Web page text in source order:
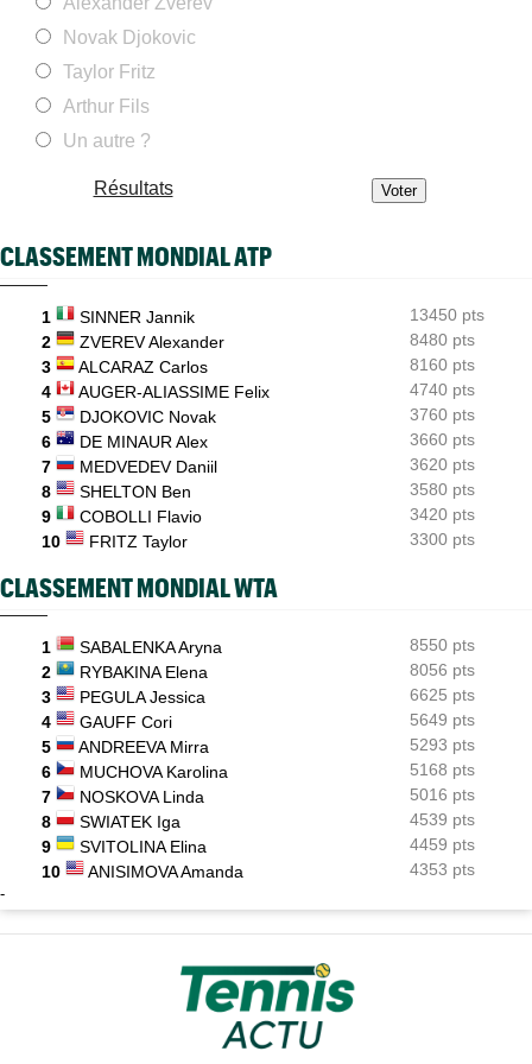
Gaël Monfils a répondu aux détracteurs : "Le message est reçu"
ATP - Cincinnati
En larmes à Montréal, Jack Draper est bien annoncé à
Cincinnati
Sept victoires de rang et... un dinosaure : l'Eala-mania au
galères
Ben Shelton a effacé une anomalie étonnante en Masters 1000
Novak Djokovic
Taylor Fritz
Arthur Fils
Un autre ?
Résultats
CLASSEMENT MONDIAL ATP
1 SINNER Jannik
13450 pts
2
ZVEREV Alexander
8480 pts
3
ALCARAZ Carlos
8160 pts
4
AUGER-ALIASSIME Felix
4740 pts
5
DJOKOVIC Novak
3760 pts
6
DE MINAUR Alex
3660 pts
7
MEDVEDEV Daniil
3620 pts
8
SHELTON Ben
3580 pts
9
COBOLLI Flavio
3420 pts
10
FRITZ Taylor 3300 pts
CLASSEMENT MONDIAL WTA
1 SABALENKA Aryna
8550 pts
2
RYBAKINA Elena
8056 pts
3
PEGULA Jessica
6625 pts
4
GAUFF Cori
5649 pts
5
ANDREEVA Mirra
5293 pts
6
MUCHOVA Karolina
5168 pts
7
NOSKOVA Linda
5016 pts
8
SWIATEK Iga
4539 pts
9
SVITOLINA Elina
4459 pts
10
ANISIMOVA Amanda 4353 pts
-